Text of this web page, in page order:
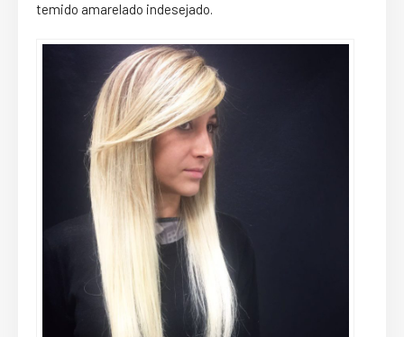
temido amarelado indesejado.